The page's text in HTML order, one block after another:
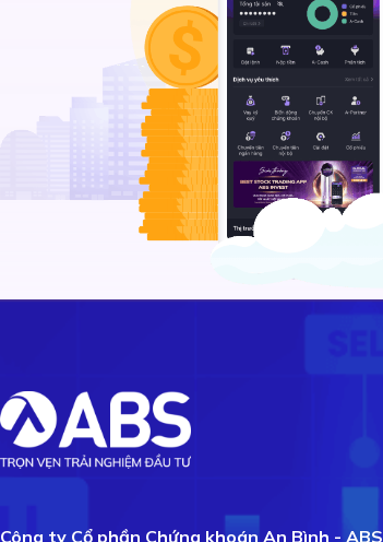
Công ty Cổ phần Chứng khoán An Bình - ABS